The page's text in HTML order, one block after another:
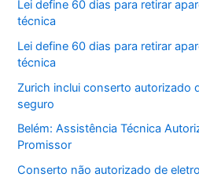
Lei define 60 dias para retirar
técnica
Lei define 60 dias para retirar
técnica
Zurich inclui conserto autorizado
seguro
Belém: Assistência Técnica
Promissor
Conserto não autorizado de